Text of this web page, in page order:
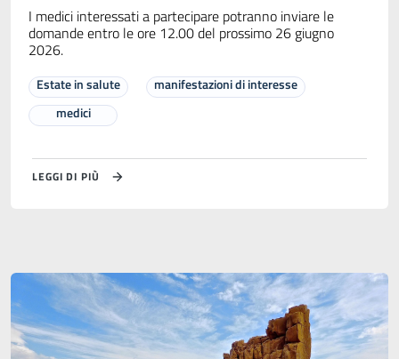
I medici interessati a partecipare potranno inviare le
domande entro le ore 12.00 del prossimo 26 giugno
2026.
Estate in salute
manifestazioni di interesse
medici
LEGGI DI PIÙ